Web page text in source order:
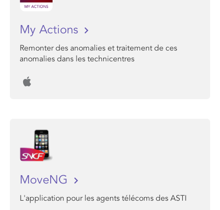
My Actions
Remonter des anomalies et traitement de ces
anomalies dans les technicentres
MoveNG
L'application pour les agents télécoms des ASTI